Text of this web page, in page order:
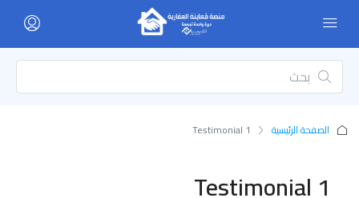
الصفحة الرئيسية Testimonial 1
Testimonial 1